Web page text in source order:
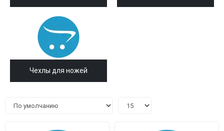
Чехлы для ножей